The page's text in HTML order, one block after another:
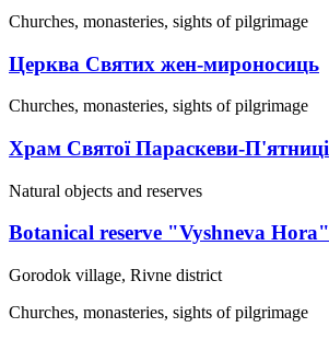
Churches, monasteries, sights of pilgrimage
Церква Святих жен-мироносиць
Churches, monasteries, sights of pilgrimage
Храм Святої Параскеви-П'ятниці
Natural objects and reserves
Botanical reserve "Vyshneva Hora"
Gorodok village, Rivne district
Churches, monasteries, sights of pilgrimage